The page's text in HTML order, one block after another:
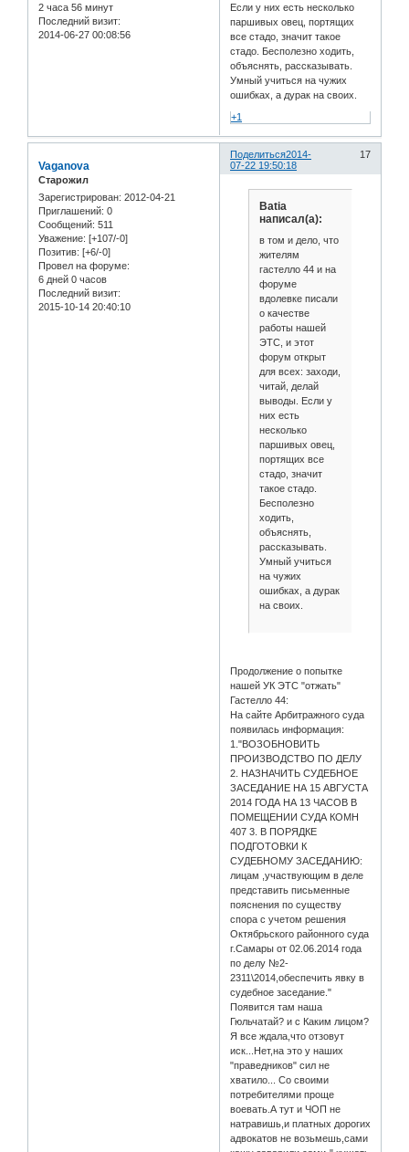
2 часа 56 минут
Последний визит:
2014-06-27 00:08:56
Если у них есть несколько
паршивых овец, портящих
все стадо, значит такое
стадо. Бесполезно ходить,
объяснять, рассказывать.
Умный учиться на чужих
ошибках, а дурак на своих.
+1
Поделиться 17
2014-
07-22 19:50:18
Vaganova
Старожил
Зарегистрирован: 2012-04-21
Приглашений: 0
Сообщений: 511
Уважение: [+107/-0]
Позитив: [+6/-0]
Провел на форуме:
6 дней 0 часов
Последний визит:
2015-10-14 20:40:10
Batia
написал(а):
в том и дело, что
жителям
гастелло 44 и на
форуме
вдолевке писали
о качестве
работы нашей
ЭТС, и этот
форум открыт
для всех: заходи,
читай, делай
выводы. Если у
них есть
несколько
паршивых овец,
портящих все
стадо, значит
такое стадо.
Бесполезно
ходить,
объяснять,
рассказывать.
Умный учиться
на чужих
ошибках, а дурак
на своих.
Продолжение о попытке
нашей УК ЭТС "отжать"
Гастелло 44:
На сайте Арбитражного суда
появилась информация:
1."ВОЗОБНОВИТЬ
ПРОИЗВОДСТВО ПО ДЕЛУ
2. НАЗНАЧИТЬ СУДЕБНОЕ
ЗАСЕДАНИЕ НА 15 АВГУСТА
2014 ГОДА НА 13 ЧАСОВ В
ПОМЕЩЕНИИ СУДА КОМН
407 3. В ПОРЯДКЕ
ПОДГОТОВКИ К
СУДЕБНОМУ ЗАСЕДАНИЮ:
лицам ,участвующим в деле
представить письменные
пояснения по существу
спора с учетом решения
Октябрьского районного суда
г.Самары от 02.06.2014 года
по делу №2-
2311\2014,обеспечить явку в
судебное заседание."
Появится там наша
Гюльчатай? и с Каким лицом?
Я все ждала,что отзовут
иск...Нет,на это у наших
"праведников" сил не
хватило... Со своими
потребителями проще
воевать.А тут и ЧОП не
натравишь,и платных дорогих
адвокатов не возьмешь,сами